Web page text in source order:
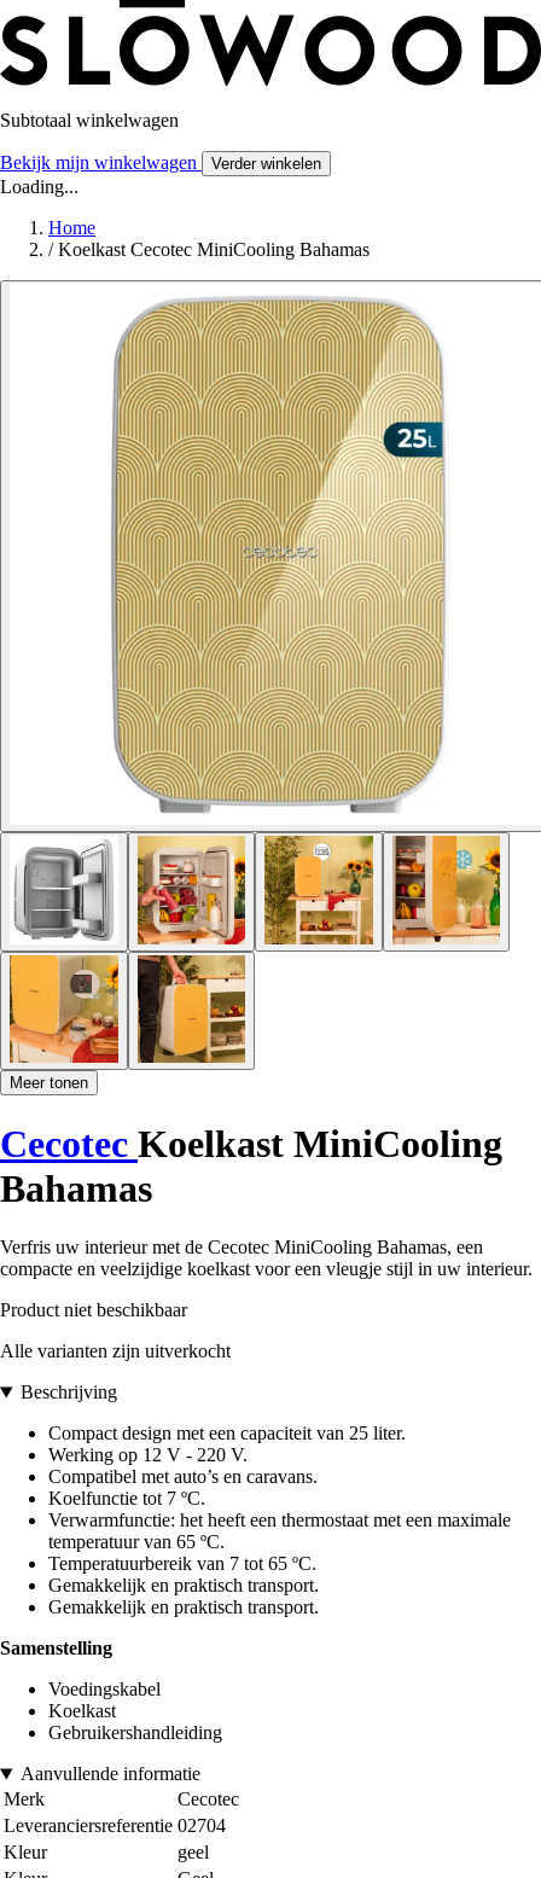
Subtotaal winkelwagen
Bekijk mijn winkelwagen Verder winkelen
Loading...
Home
/ Koelkast Cecotec MiniCooling Bahamas
Meer tonen
Cecotec Koelkast MiniCooling
Bahamas
Verfris uw interieur met de Cecotec MiniCooling Bahamas, een
compacte en veelzijdige koelkast voor een vleugje stijl in uw interieur.
Product niet beschikbaar
Alle varianten zijn uitverkocht
Beschrijving
Compact design met een capaciteit van 25 liter.
Werking op 12 V - 220 V.
Compatibel met auto’s en caravans.
Koelfunctie tot 7 ºC.
Verwarmfunctie: het heeft een thermostaat met een maximale
temperatuur van 65 ºC.
Temperatuurbereik van 7 tot 65 ºC.
Gemakkelijk en praktisch transport.
Gemakkelijk en praktisch transport.
Samenstelling
Voedingskabel
Koelkast
Gebruikershandleiding
Aanvullende informatie
Merk
Cecotec
Leveranciersreferentie 02704
Kleur
geel